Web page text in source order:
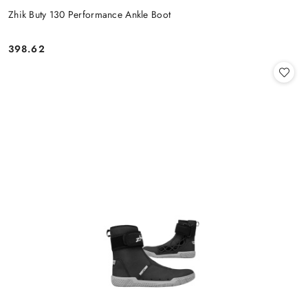
Zhik Buty 130 Performance Ankle Boot
Cena:
398.62